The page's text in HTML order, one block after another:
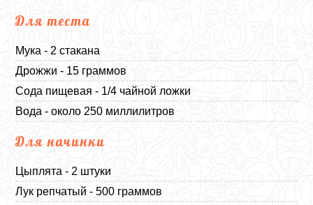
Для теста
Мука - 2 стакана
Дрожжи - 15 граммов
Сода пищевая - 1/4 чайной ложки
Вода - около 250 миллилитров
Для начинки
Цыплята - 2 штуки
Лук репчатый - 500 граммов